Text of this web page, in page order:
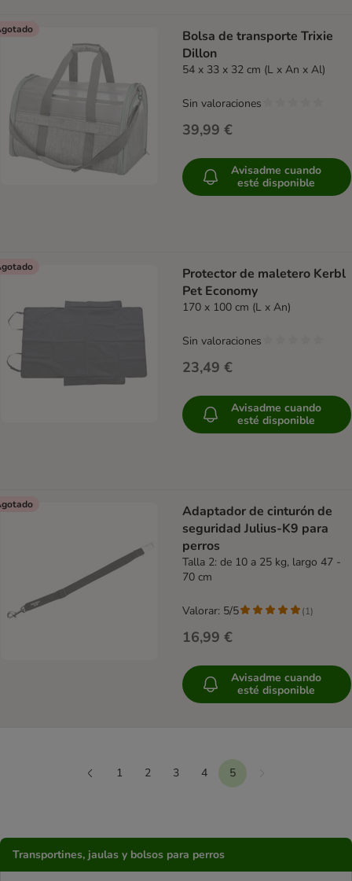
Bolsa de transporte Trixie
Dillon
54 x 33 x 32 cm (L x An x Al)
39,99 €
Sin valoraciones
Avisadme cuando
esté disponible
Protector de maletero Kerbl
Pet Economy
170 x 100 cm (L x An)
23,49 €
Sin valoraciones
Avisadme cuando
esté disponible
Adaptador de cinturón de
seguridad Julius-K9 para
perros
Talla 2: de 10 a 25 kg, largo 47 -
70 cm
16,99 €
Valorar: 5/5 (1)
Avisadme cuando
esté disponible
1 2 3 4 5 Siguiente
Transportines, jaulas y bolsos para perros